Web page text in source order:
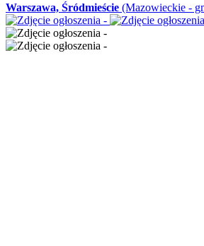
Warszawa, Śródmieście (Mazowieckie -